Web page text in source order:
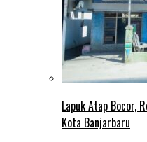
Lapuk Atap Bocor,
Kota Banjarbaru